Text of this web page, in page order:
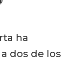
ha
dos de los